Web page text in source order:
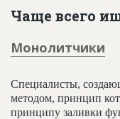
Контакты
Личный кабинет
Чаще всего
Монолитчики
Специалисты,
методом, принцип
принципу заливки